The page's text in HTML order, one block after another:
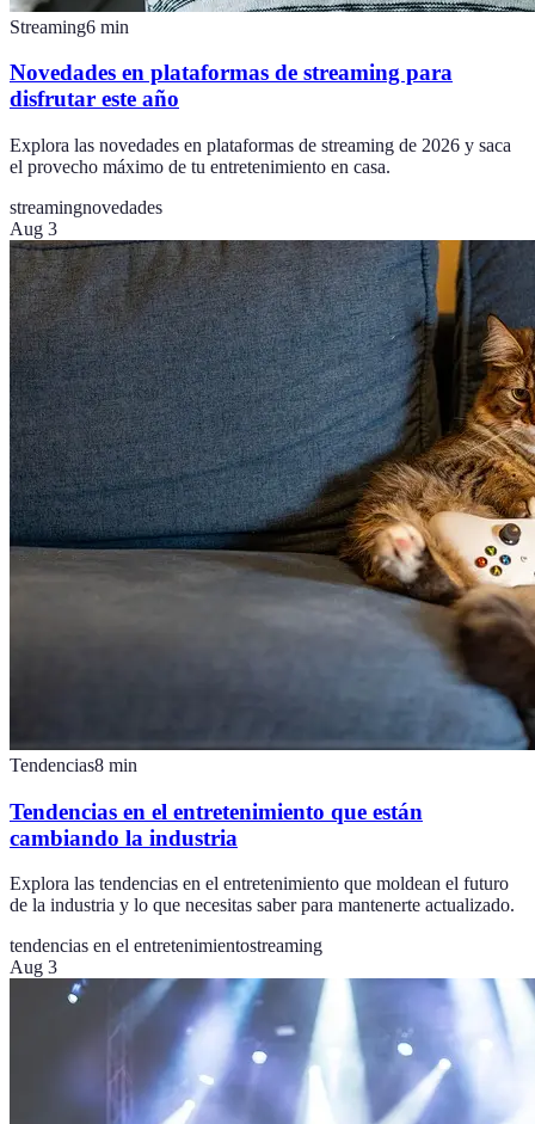
Streaming6 min
Novedades en plataformas de streaming para
disfrutar este año
Explora las novedades en plataformas de streaming de 2026 y saca
el provecho máximo de tu entretenimiento en casa.
streamingnovedades
Aug 3
Tendencias8 min
Tendencias en el entretenimiento que están
cambiando la industria
Explora las tendencias en el entretenimiento que moldean el futuro
de la industria y lo que necesitas saber para mantenerte actualizado.
tendencias en el entretenimientostreaming
Aug 3